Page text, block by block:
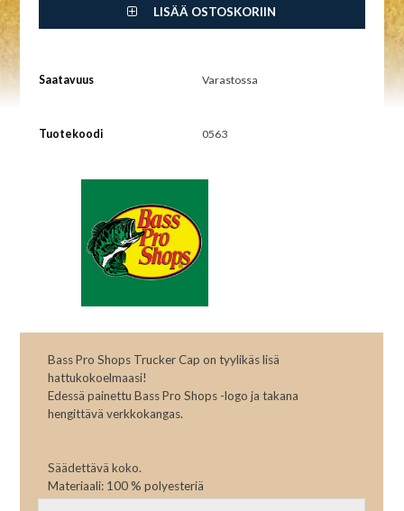
LISÄÄ OSTOSKORIIN
Saatavuus Varastossa
Tuotekoodi 0563
Bass Pro Shops Trucker Cap on tyylikäs lisä
hattukokoelmaasi!
Edessä painettu Bass Pro Shops -logo ja takana
hengittävä verkkokangas.
Säädettävä koko.
Materiaali: 100 % polyesteriä